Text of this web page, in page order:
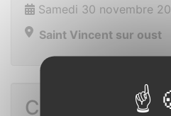
Samedi 30 novembre
Saint Vincent sur oust
Concert de